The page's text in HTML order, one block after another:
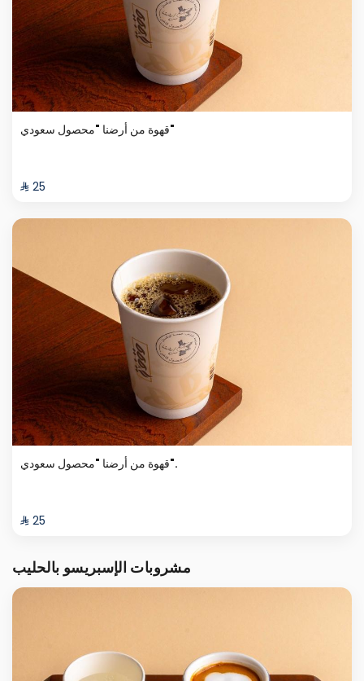
قهوة من أرضنا "محصول سعودي"
⁨⁦‪‬ 25⁩
قهوة من أرضنا "محصول سعودي".
⁨⁦‪‬ 25⁩
مشروبات الإسبريسو بالحليب